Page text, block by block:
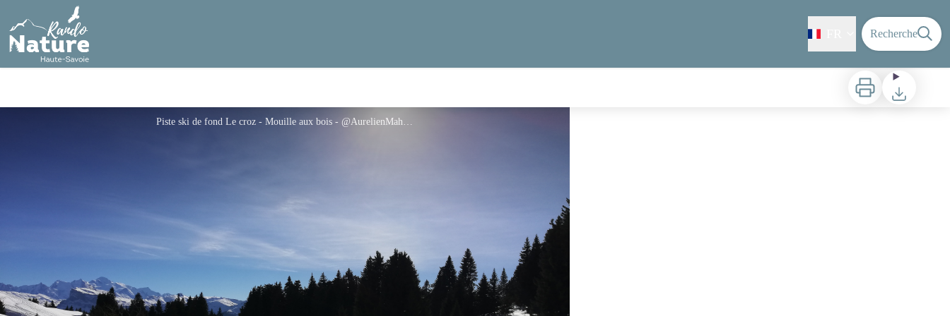
Recherche
Imprimer Télécharger
Piste ski de fond Le croz - Mouille aux bois - @AurelienMahaut